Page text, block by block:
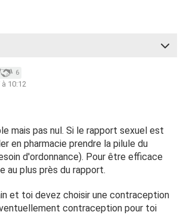
6
à 10:12
mais pas nul. Si le rapport sexuel est
en pharmacie prendre la pilule du
d'ordonnance). Pour être efficace
au plus près du rapport.
et toi devez choisir une contraception
contraception pour toi